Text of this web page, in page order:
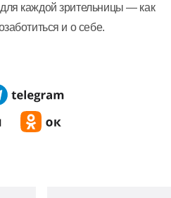
каждой зрительницы — как
и о себе.